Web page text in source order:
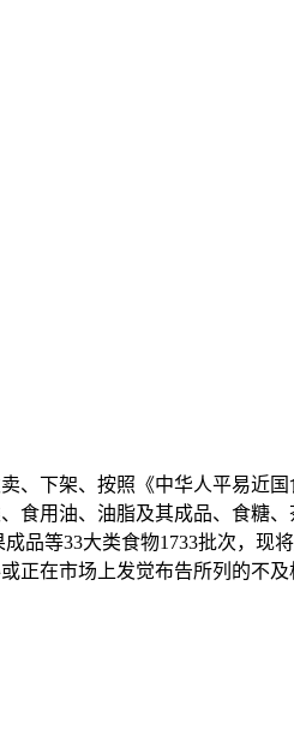
下架、按照《中华人平易近国
食用油、油脂及其成品、食糖
品等33大类食物1733批次，现
在市场上发觉布告所列的不及